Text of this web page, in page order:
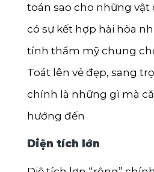
toán sao cho những vật
có sự kết hợp hài hòa
tính thẩm mỹ chung
Toát lên vẻ đẹp, sang
chính là những gì mà
hướng đến
Diện tích lớn